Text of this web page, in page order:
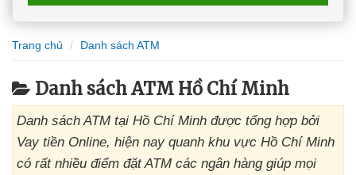
Trang chủ Danh sách ATM
Danh sách ATM Hồ Chí Minh
Danh sách ATM tại Hồ Chí Minh được tổng hợp bởi
Vay tiền Online, hiện nay quanh khu vực Hồ Chí Minh
có rất nhiều điểm đặt ATM các ngân hàng giúp mọi